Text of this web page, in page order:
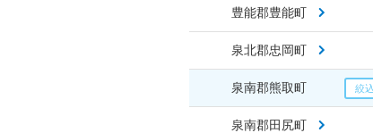
豊能郡豊能町
泉北郡忠岡町
泉南郡熊取町
泉南郡田尻町